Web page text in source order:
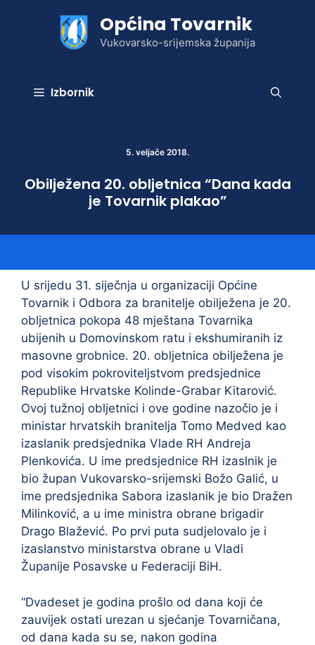
Općina Tovarnik
Vukovarsko-srijemska županija
Izbornik
5. veljače 2018.
Obilježena 20. obljetnica “Dana kada
je Tovarnik plakao”
U srijedu 31. siječnja u organizaciji Općine
Tovarnik i Odbora za branitelje obilježena je 20.
obljetnica pokopa 48 mještana Tovarnika
ubijenih u Domovinskom ratu i ekshumiranih iz
masovne grobnice. 20. obljetnica obilježena je
pod visokim pokroviteljstvom predsjednice
Republike Hrvatske Kolinde-Grabar Kitarović.
Ovoj tužnoj obljetnici i ove godine nazočio je i
ministar hrvatskih branitelja Tomo Medved kao
izaslanik predsjednika Vlade RH Andreja
Plenkovića. U ime predsjednice RH izaslnik je
bio župan Vukovarsko-srijemski Božo Galić, u
ime predsjednika Sabora izaslanik je bio Dražen
Milinković, a u ime ministra obrane brigadir
Drago Blažević. Po prvi puta sudjelovalo je i
izaslanstvo ministarstva obrane u Vladi
Županije Posavske u Federaciji BiH.
“Dvadeset je godina prošlo od dana koji će
zauvijek ostati urezan u sjećanje Tovarničana,
od dana kada su se, nakon godina